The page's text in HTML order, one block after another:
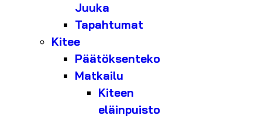
Juuka
Tapahtumat
Kitee
Päätöksenteko
Matkailu
Kiteen
eläinpuisto